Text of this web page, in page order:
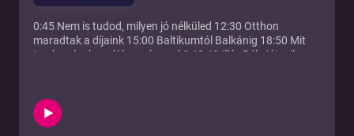
0:45 Nem is tudod, milyen jó nélküled 12:30 Otthon
maradtak a díjaink 15:00 Baltikumtól Balkánig 18:50 Mit
tanácsolunk az új kormánynak? 43:40 Illés Béla játszik
1:01:50 Magyar Péter miatt erősödik a forint 1:15:00 A
CEO-nak nem kell passzolni! 1:17:40 Iránnal mi van?
1:23:30 Trump bekaphatja 1:29:10 Török Gábort elemezzük